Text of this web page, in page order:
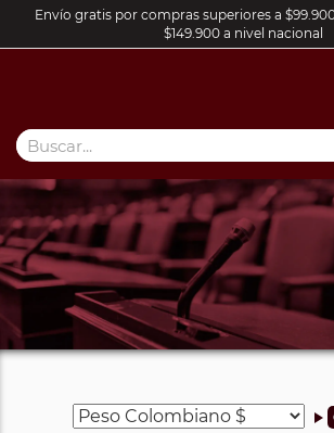
Envío gratis por compras superiores a
$149.900 a nivel nacional